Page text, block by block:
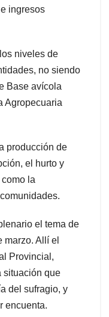
ingresos
niveles de
no siendo
Base avícola
Agropecuaria
producción de
el hurto y
la
el tema de
marzo. Allí el
Provincial,
situación que
del sufragio, y
encuenta.